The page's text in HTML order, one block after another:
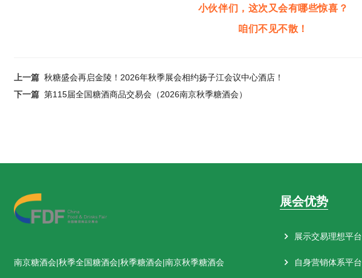
小伙伴们，这次又会有哪些惊喜？
咱们不见不散！
上一篇 秋糖盛会再启金陵！2026年秋季展会相约扬子江会议中心酒店！
下一篇 第115届全国糖酒商品交易会（2026南京秋季糖酒会）
南京糖酒会|秋季全国糖酒会|秋季糖酒会|南京秋季糖酒会
展会优势
展示交易理想平台
自身营销体系平台